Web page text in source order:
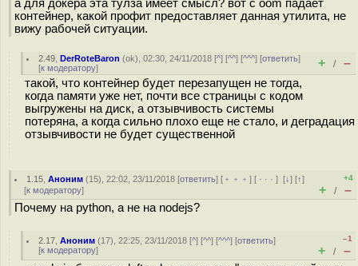
а для докера эта тулза имеет смысл? вот с oom падает
контейнер, какой профит предоставляет данная утилита, не
вижу рабочей ситуации.
2.49 ,DerRoteBaron (ok), 02:30, 24/11/2018 [^] [^^] [^^^] [ответить]
[к модератору] + / –
такой, что контейнер будет перезапущен не тогда,
когда памяти уже нет, почти все страницы с кодом
выгружены на диск, а отзывчивость системы
потеряна, а когда сильно плохо еще не стало, и деградация
отзывчивости не будет существенной
1.15 ,Аноним (15), 22:02, 23/11/2018 [ответить] [ ﹢﹢﹢] [ · · ·][↓] [↑]
[к модератору]
+4
+ / –
Почему на python, а не на nodejs?
2.17 ,Аноним (17), 22:25, 23/11/2018 [^] [^^] [^^^] [ответить]
[к модератору]
–1
+ / –